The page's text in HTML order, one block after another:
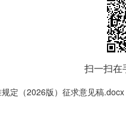
扫一扫在
定（2026版）征求意见稿.docx